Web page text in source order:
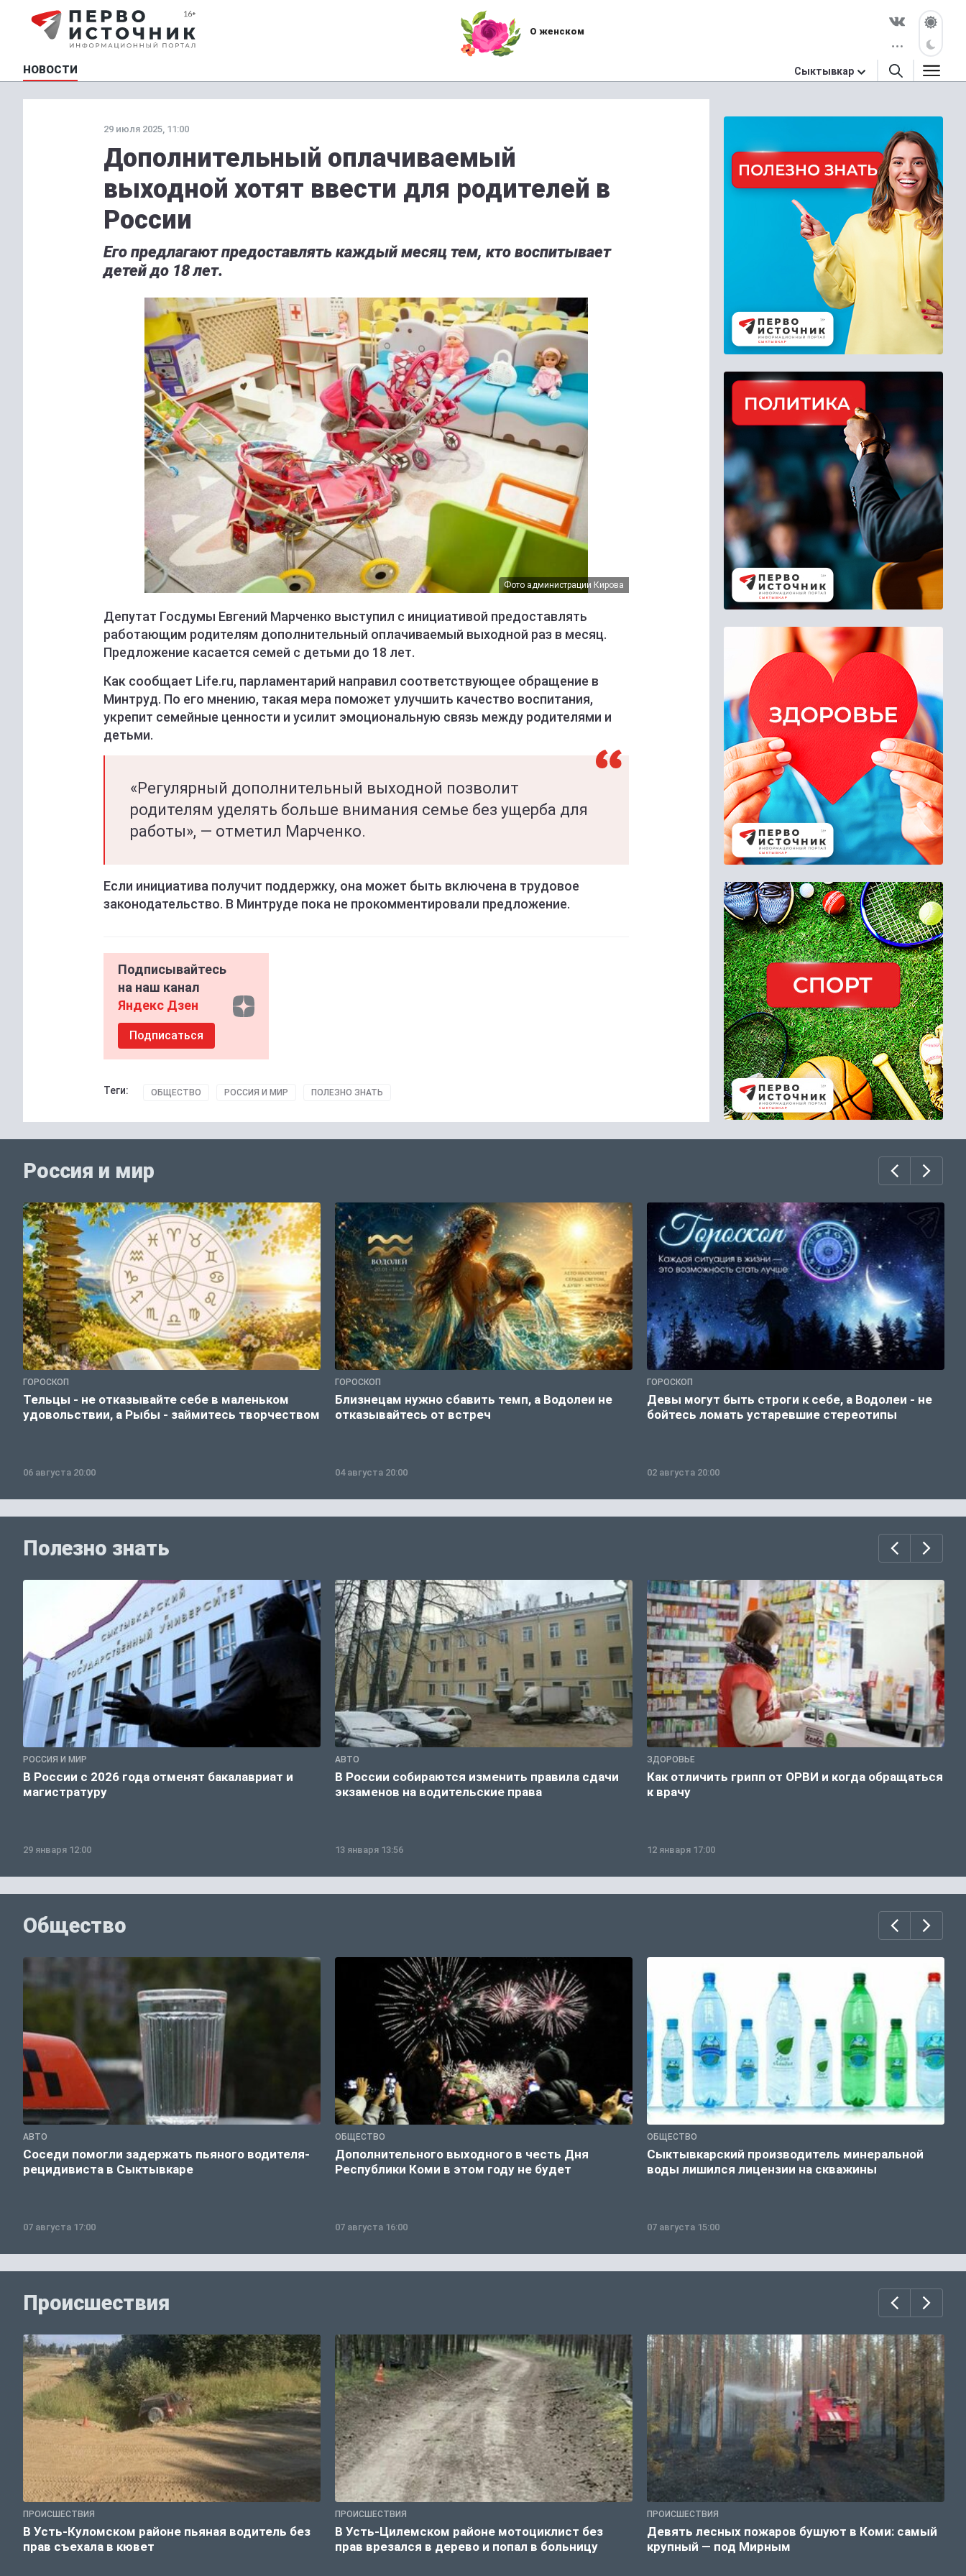
О женском
НОВОСТИ Сыктывкар
29 июля 2025, 11:00
Дополнительный оплачиваемый
выходной хотят ввести для родителей в
России
Его предлагают предоставлять каждый месяц тем, кто воспитывает
детей до 18 лет.
Фото администрации Кирова
Депутат Госдумы Евгений Марченко выступил с инициативой предоставлять
работающим родителям дополнительный оплачиваемый выходной раз в месяц.
Предложение касается семей с детьми до 18 лет.
Как сообщает Life.ru, парламентарий направил соответствующее обращение в
Минтруд. По его мнению, такая мера поможет улучшить качество воспитания,
укрепит семейные ценности и усилит эмоциональную связь между родителями и
детьми.
«Регулярный дополнительный выходной позволит
родителям уделять больше внимания семье без ущерба для
работы», — отметил Марченко.
Если инициатива получит поддержку, она может быть включена в трудовое
законодательство. В Минтруде пока не прокомментировали предложение.
Подписывайтесь
на наш канал
Яндекс Дзен
Подписаться
Теги: ОБЩЕСТВО РОССИЯ И МИР ПОЛЕЗНО ЗНАТЬ
Россия и мир
ГОРОСКОП
Тельцы - не отказывайте себе в маленьком
удовольствии, а Рыбы - займитесь творчеством
06 августа 20:00
ГОРОСКОП
Близнецам нужно сбавить темп, а Водолеи не
отказывайтесь от встреч
04 августа 20:00
ГОРОСКОП
Девы могут быть строги к себе, а Водолеи - не
бойтесь ломать устаревшие стереотипы
02 августа 20:00
Полезно знать
РОССИЯ И МИР
В России с 2026 года отменят бакалавриат и
магистратуру
29 января 12:00
АВТО
В России собираются изменить правила сдачи
экзаменов на водительские права
13 января 13:56
ЗДОРОВЬЕ
Как отличить грипп от ОРВИ и когда обращаться
к врачу
12 января 17:00
Общество
АВТО
Соседи помогли задержать пьяного водителя-
рецидивиста в Сыктывкаре
07 августа 17:00
ОБЩЕСТВО
Дополнительного выходного в честь Дня
Республики Коми в этом году не будет
07 августа 16:00
ОБЩЕСТВО
Сыктывкарский производитель минеральной
воды лишился лицензии на скважины
07 августа 15:00
Происшествия
ПРОИСШЕСТВИЯ
В Усть-Куломском районе пьяная водитель без
прав съехала в кювет
ПРОИСШЕСТВИЯ
В Усть-Цилемском районе мотоциклист без
прав врезался в дерево и попал в больницу
ПРОИСШЕСТВИЯ
Девять лесных пожаров бушуют в Коми: самый
крупный — под Мирным